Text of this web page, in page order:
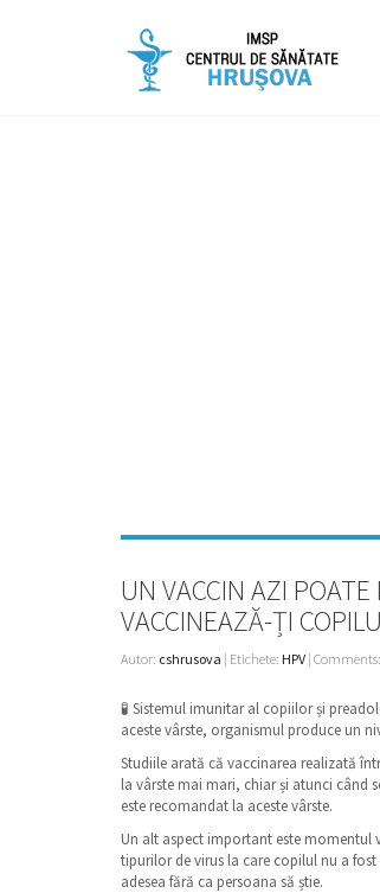
UN VACCIN AZI
VACCINEAZĂ-ȚI
Autor: cshrusova | Etichete: HPV | Comments:
🧪 Sistemul imunitar al copiilor și
aceste vârste, organismul produce un
Studiile arată că vaccinarea realizată
la vârste mai mari, chiar și atunci când
este recomandat la aceste vârste.
Un alt aspect important este momentul
tipurilor de virus la care copilul nu a
adesea fără ca persoana să știe.